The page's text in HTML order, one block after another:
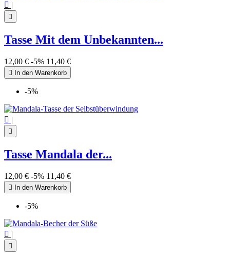
 |

Tasse Mit dem Unbekannten...
12,00 € -5% 11,40 €
 In den Warenkorb
-5%
 |

Tasse Mandala der...
12,00 € -5% 11,40 €
 In den Warenkorb
-5%
 |
